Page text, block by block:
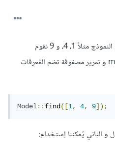
لجلب سجلات مُحددة عن طريق id النموذج مثلاً 1، 4، و 9 نقوم
بإستعمال التابع find على الmodel و تمرير مصفوفة تضم المُعرفات
Model::find([1, 4, 9]);
و الثاني يُمكننا إستخدام: